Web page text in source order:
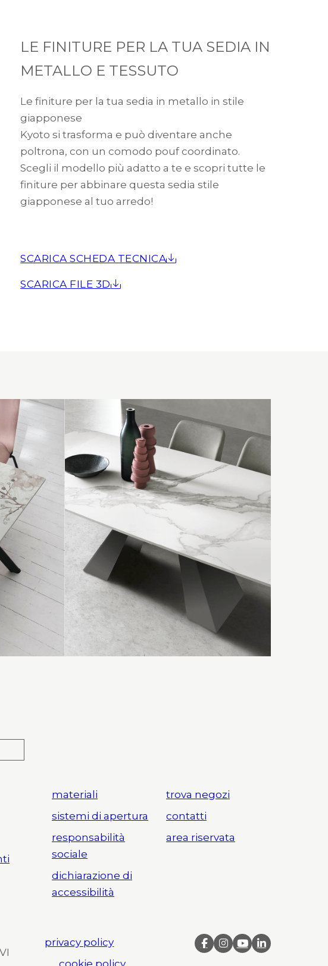
LE FINITURE PER LA TUA SEDIA IN
METALLO E TESSUTO
Le finiture per la tua sedia in metallo in stile
giapponese
Kyoto si trasforma e può diventare anche
poltrona, con un comodo pouf coordinato.
Scegli il modello più adatto a te e scopri tutte le
finiture per abbinare questa sedia stile
giapponese al tuo arredo!
SCARICA SCHEDA TECNICA
SCARICA FILE 3D
materiali
sistemi di apertura
responsabilità
sociale
dichiarazione di
accessibilità
trova negozi
contatti
area riservata
privacy policy
cookie policy